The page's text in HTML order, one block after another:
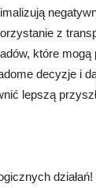
z
które
decyzje i
lepszą